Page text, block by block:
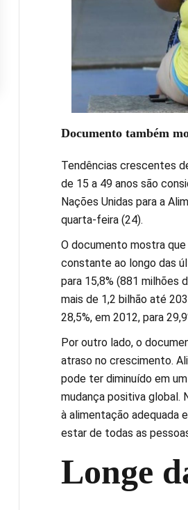
Documento também
Tendências crescentes
de 15 a 49 anos são
Nações Unidas para a
quarta-feira (24).
O documento mostra
constante ao longo das
para 15,8% (881 milhões
mais de 1,2 bilhão até
28,5%, em 2012, para
Por outro lado, o
atraso no crescimento.
pode ter diminuído em
mudança positiva global.
à alimentação adequada
estar de todas as
Longe